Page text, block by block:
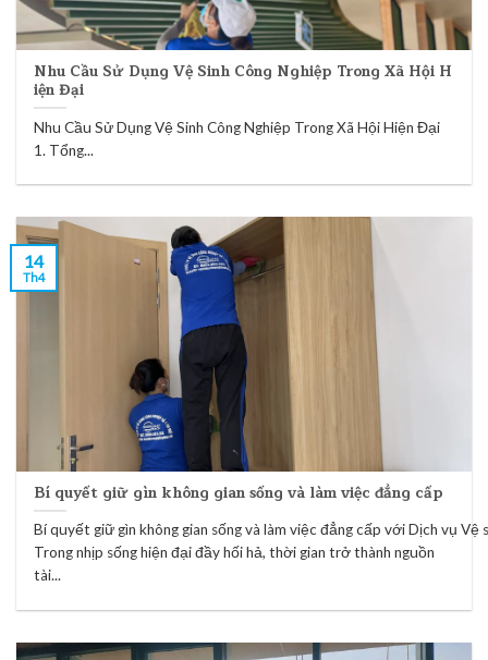
Nhu Cầu Sử Dụng Vệ Sinh Công Nghiệp Trong Xã Hội H
iện Đại
Nhu Cầu Sử Dụng Vệ Sinh Công Nghiệp Trong Xã Hội Hiện Đại
1. Tổng...
Bí quyết giữ gìn không gian sống và làm việc đẳng cấp
Bí quyết giữ gìn không gian sống và làm việc đẳng cấp với Dịch vụ Vệ
Trong nhịp sống hiện đại đầy hối hả, thời gian trở thành nguồn
tài...
14
Th4